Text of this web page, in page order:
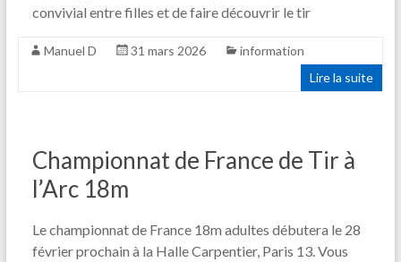
convivial entre filles et de faire découvrir le tir
Manuel D 31 mars 2026
information
Lire la suite
Championnat de France de Tir à
l’Arc 18m
Le championnat de France 18m adultes débutera le 28
février prochain à la Halle Carpentier, Paris 13. Vous